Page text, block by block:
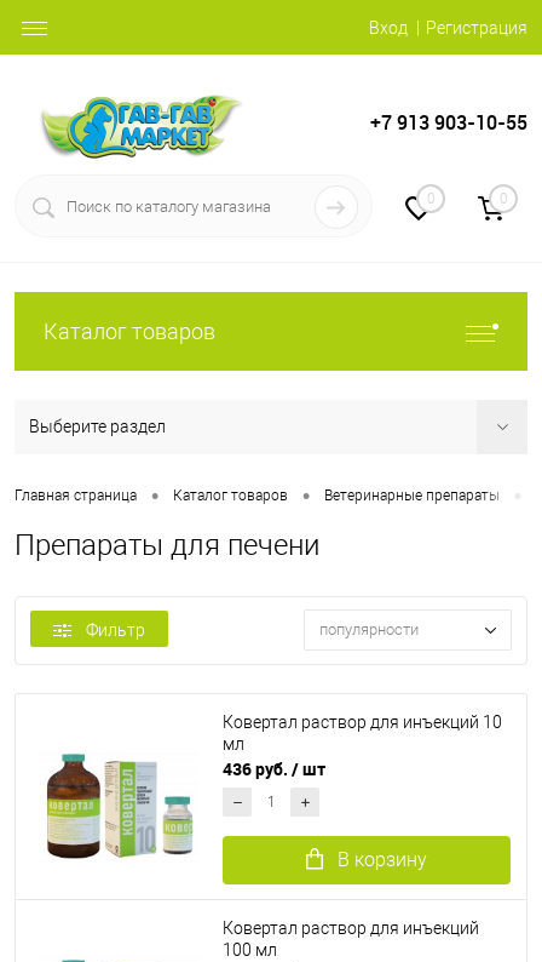
Вход Регистрация
+7 913 903-10-55
0 0
Каталог товаров
Выберите раздел
Главная страница • Каталог товаров • Ветеринарные препараты •
Препараты для печени
Фильтр популярности
Ковертал раствор для инъекций 10
мл
436 руб. / шт
В корзину
Ковертал раствор для инъекций
100 мл